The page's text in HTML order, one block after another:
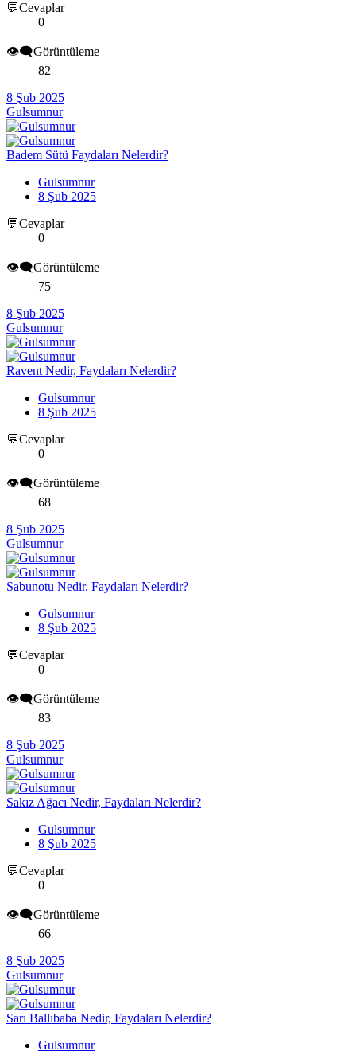
💬Cevaplar
0
👁️‍🗨️Görüntüleme
82
8 Şub 2025
Gulsumnur
Badem Sütü Faydaları Nelerdir?
Gulsumnur
8 Şub 2025
💬Cevaplar
0
👁️‍🗨️Görüntüleme
75
8 Şub 2025
Gulsumnur
Ravent Nedir, Faydaları Nelerdir?
Gulsumnur
8 Şub 2025
💬Cevaplar
0
👁️‍🗨️Görüntüleme
68
8 Şub 2025
Gulsumnur
Sabunotu Nedir, Faydaları Nelerdir?
Gulsumnur
8 Şub 2025
💬Cevaplar
0
👁️‍🗨️Görüntüleme
83
8 Şub 2025
Gulsumnur
Sakız Ağacı Nedir, Faydaları Nelerdir?
Gulsumnur
8 Şub 2025
💬Cevaplar
0
👁️‍🗨️Görüntüleme
66
8 Şub 2025
Gulsumnur
Sarı Ballıbaba Nedir, Faydaları Nelerdir?
Gulsumnur